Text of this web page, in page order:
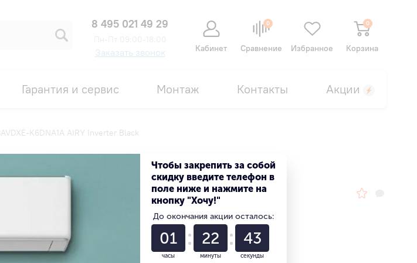
8 495 021 49 29
Заказать звонок Кабинет
0
Сравнение Избранное
0
Корзина
Гарантия и сервис Монтаж Контакты Акции
K6DNA1A AIRY Inverter Black
Black
Получить скидку
Чтобы закрепить за собой
скидку введите телефон в
поле ниже и нажмите на
кнопку "Хочу!"
До окончания акции осталось:
01
часы
22
минуты
42
секунды